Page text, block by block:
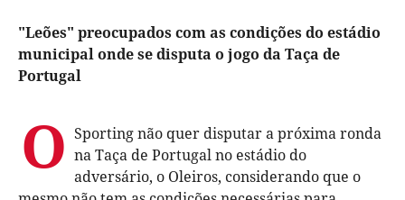
"Leões" preocupados com as condições do estádio
municipal onde se disputa o jogo da Taça de
Portugal
O Sporting não quer disputar a próxima ronda
na Taça de Portugal no estádio do
adversário, o Oleiros, considerando que o